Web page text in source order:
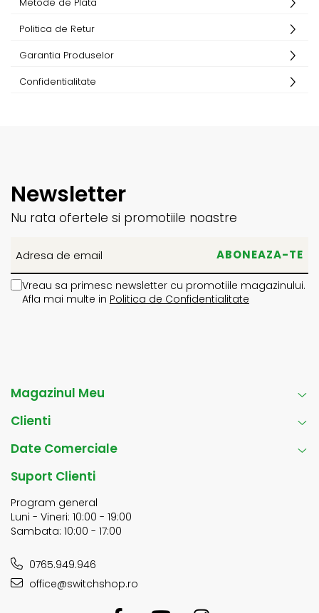
Politica de Retur
Garantia Produselor
Confidentialitate
Newsletter
Nu rata ofertele si promotiile noastre
Vreau sa primesc newsletter cu promotiile magazinului.
Afla mai multe in Politica de Confidentialitate
Magazinul Meu
Clienti
Date Comerciale
Suport Clienti
Program general
Luni - Vineri: 10:00 - 19:00
Sambata: 10:00 - 17:00
0765.949.946
office@switchshop.ro